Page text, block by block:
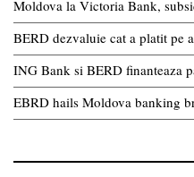
Moldova la Victoria Bank,
BERD dezvaluie cat a platit pe
ING Bank si BERD finanteaza
EBRD hails Moldova banking